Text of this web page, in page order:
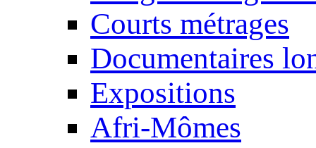
Courts métrages
Documentaires
Expositions
Afri-Mômes